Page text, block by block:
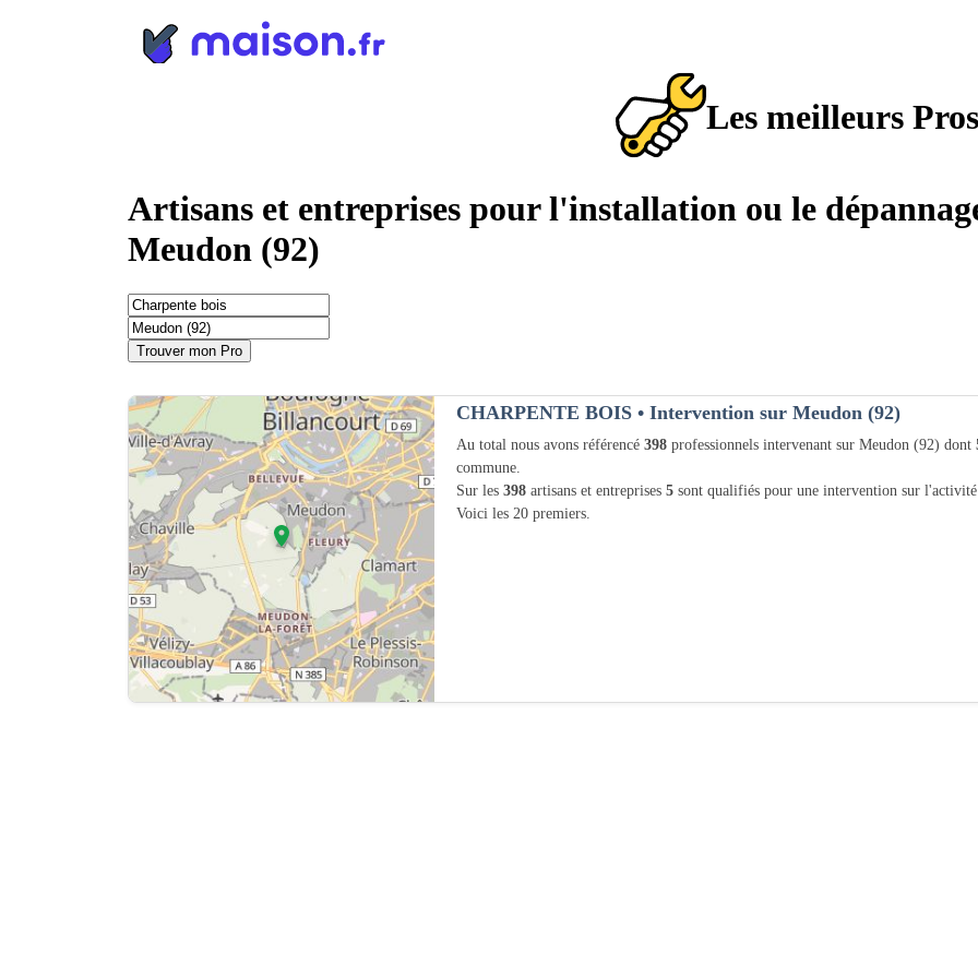
Les meilleurs
Artisans et entreprises pour l'installation ou le
Meudon (92)
Trouver mon Pro
CHARPENTE BOIS • Intervention sur Meudon (92)
Au total nous avons référencé 398 professionnels intervenant sur Meudon (92) dont
commune.
Sur les 398 artisans et entreprises 5 sont qualifiés pour une intervention sur l'activité
Voici les 20 premiers.